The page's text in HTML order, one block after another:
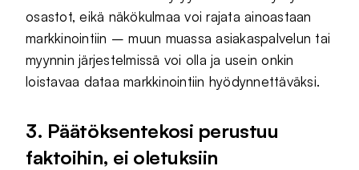
osastot, eikä näkökulmaa voi rajata ainoastaan
markkinointiin – muun muassa asiakaspalvelun tai
myynnin järjestelmissä voi olla ja usein onkin
loistavaa dataa markkinointiin hyödynnettäväksi.
3. Päätöksentekosi perustuu
faktoihin, ei oletuksiin